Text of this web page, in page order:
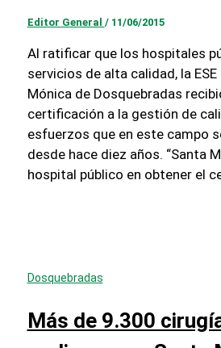
Editor General / 11/06/2015
Al ratificar que los hospitales
servicios de alta calidad, la
Mónica de Dosquebradas
certificación a la gestión de
esfuerzos que en este campo
desde hace diez años. “Santa
hospital público en obtener el
Dosquebradas
Más de 9.300